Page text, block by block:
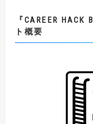
『CAREER
ト概要